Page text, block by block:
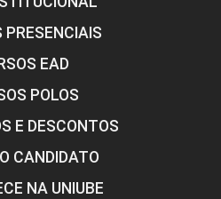
PRESENCIAIS
EAD
POLOS
E DESCONTOS
CANDIDATO
NA UNIUBE